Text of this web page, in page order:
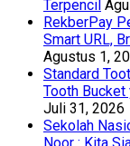
Terpencil
RekberPay
Smart URL,
Agustus 1,
Standard
Tooth Bucket
Juli 31, 2026
Sekolah